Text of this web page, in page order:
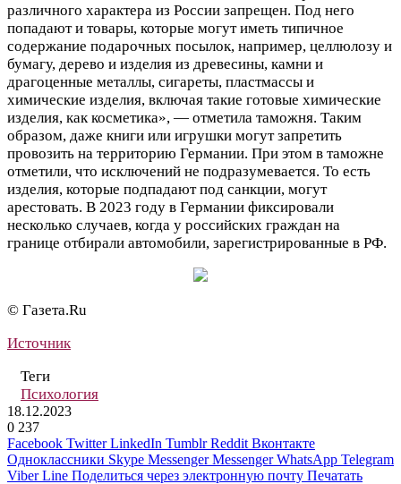
различного характера из России запрещен. Под него
попадают и товары, которые могут иметь типичное
содержание подарочных посылок, например, целлюлозу и
бумагу, дерево и изделия из древесины, камни и
драгоценные металлы, сигареты, пластмассы и
химические изделия, включая такие готовые химические
изделия, как косметика», — отметила таможня. Таким
образом, даже книги или игрушки могут запретить
провозить на территорию Германии. При этом в таможне
отметили, что исключений не подразумевается. То есть
изделия, которые подпадают под санкции, могут
арестовать. В 2023 году в Германии фиксировали
несколько случаев, когда у российских граждан на
границе отбирали автомобили, зарегистрированные в РФ.
© Газета.Ru
Источник
Теги
Психология
18.12.2023
0 237
Facebook Twitter LinkedIn Tumblr Reddit Вконтакте
Одноклассники Skype Messenger Messenger WhatsApp Telegram
Viber Line Поделиться через электронную почту Печатать